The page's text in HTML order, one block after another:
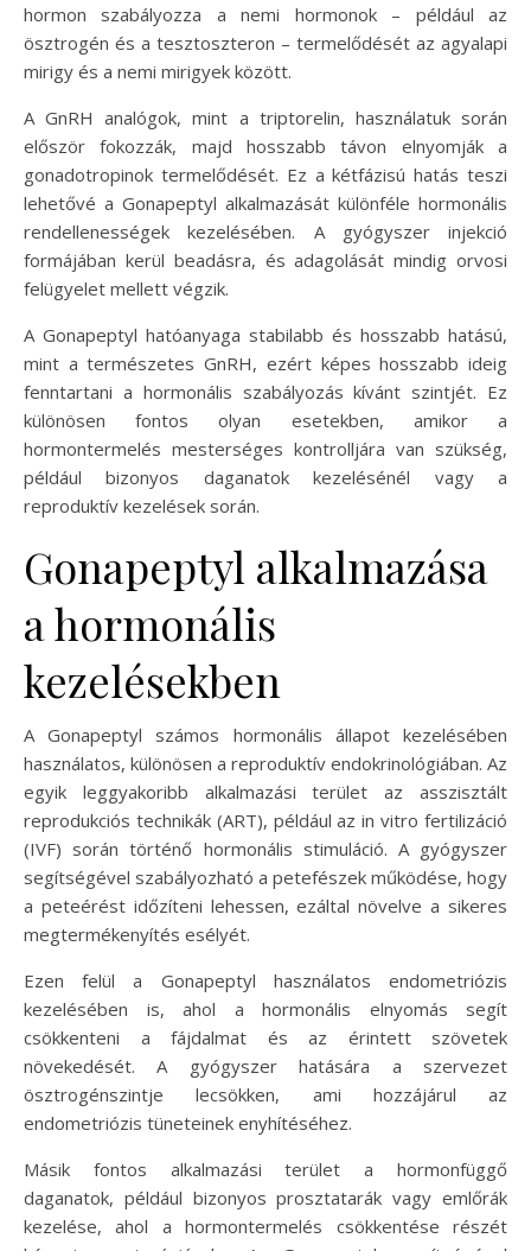
hormon szabályozza a nemi hormonok – például az
ösztrogén és a tesztoszteron – termelődését az agyalapi
mirigy és a nemi mirigyek között.
A GnRH analógok, mint a triptorelin, használatuk során
először fokozzák, majd hosszabb távon elnyomják a
gonadotropinok termelődését. Ez a kétfázisú hatás teszi
lehetővé a Gonapeptyl alkalmazását különféle hormonális
rendellenességek kezelésében. A gyógyszer injekció
formájában kerül beadásra, és adagolását mindig orvosi
felügyelet mellett végzik.
A Gonapeptyl hatóanyaga stabilabb és hosszabb hatású,
mint a természetes GnRH, ezért képes hosszabb ideig
fenntartani a hormonális szabályozás kívánt szintjét. Ez
különösen fontos olyan esetekben, amikor a
hormontermelés mesterséges kontrolljára van szükség,
például bizonyos daganatok kezelésénél vagy a
reproduktív kezelések során.
Gonapeptyl alkalmazása
a hormonális
kezelésekben
A Gonapeptyl számos hormonális állapot kezelésében
használatos, különösen a reproduktív endokrinológiában. Az
egyik leggyakoribb alkalmazási terület az asszisztált
reprodukciós technikák (ART), például az in vitro fertilizáció
(IVF) során történő hormonális stimuláció. A gyógyszer
segítségével szabályozható a petefészek működése, hogy
a peteérést időzíteni lehessen, ezáltal növelve a sikeres
megtermékenyítés esélyét.
Ezen felül a Gonapeptyl használatos endometriózis
kezelésében is, ahol a hormonális elnyomás segít
csökkenteni a fájdalmat és az érintett szövetek
növekedését. A gyógyszer hatására a szervezet
ösztrogénszintje lecsökken, ami hozzájárul az
endometriózis tüneteinek enyhítéséhez.
Másik fontos alkalmazási terület a hormonfüggő
daganatok, például bizonyos prosztatarák vagy emlőrák
kezelése, ahol a hormontermelés csökkentése részét